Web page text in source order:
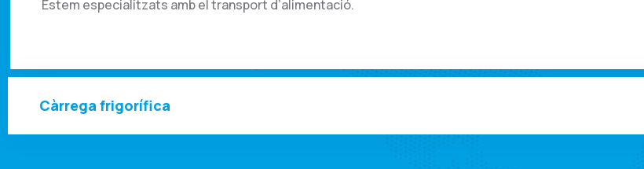
Estem especialitzats amb el transport d’alimentació.
Càrrega frigorífica